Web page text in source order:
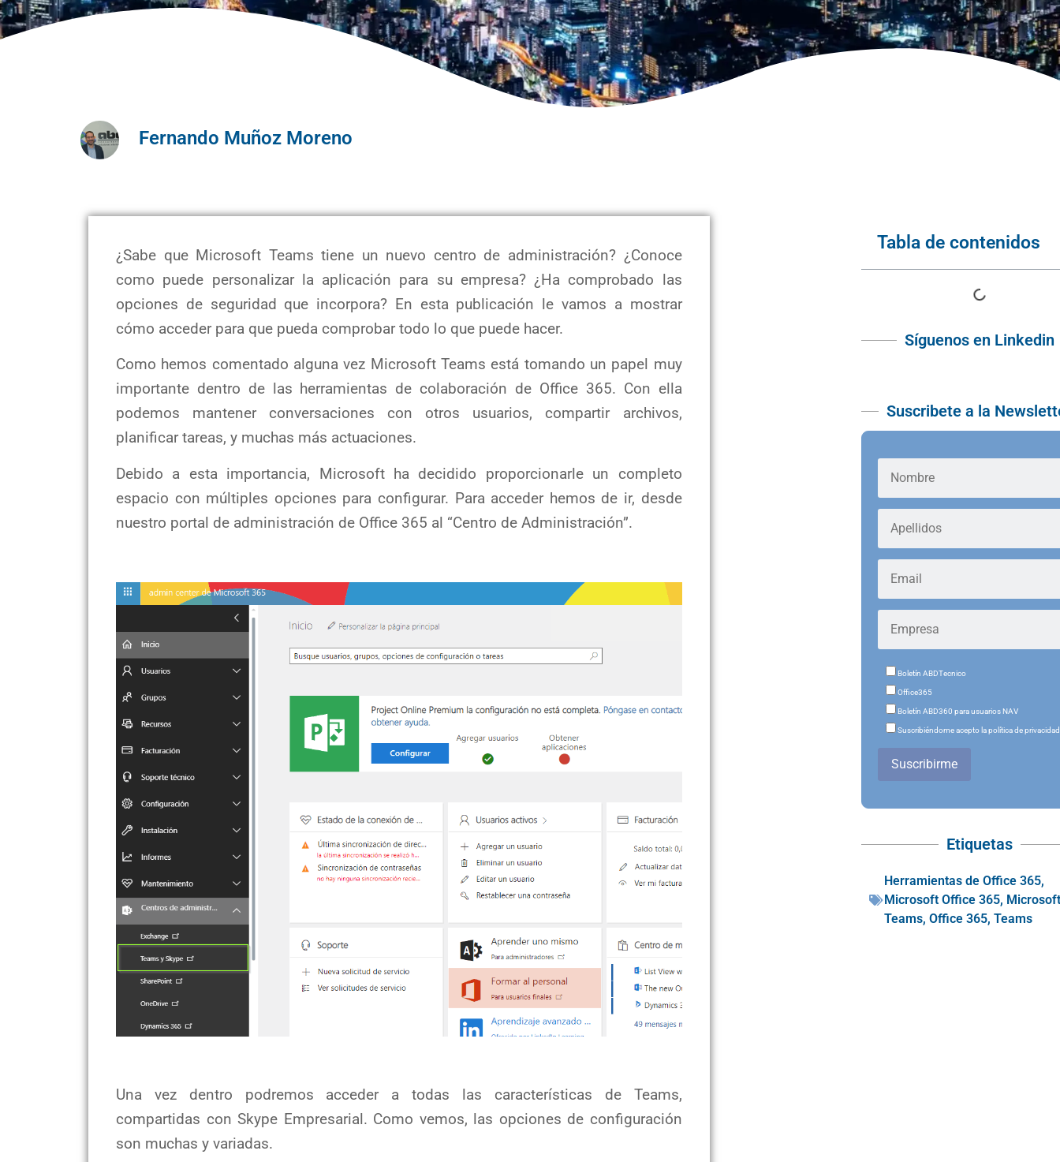
Fernando Muñoz Moreno
¿Sabe que Microsoft Teams tiene un nuevo centro de administración? ¿Conoce
como puede personalizar la aplicación para su empresa? ¿Ha comprobado las
opciones de seguridad que incorpora? En esta publicación le vamos a mostrar
cómo acceder para que pueda comprobar todo lo que puede hacer.
Como hemos comentado alguna vez Microsoft Teams está tomando un papel muy
importante dentro de las herramientas de colaboración de Office 365. Con ella
podemos mantener conversaciones con otros usuarios, compartir archivos,
planificar tareas, y muchas más actuaciones.
Debido a esta importancia, Microsoft ha decidido proporcionarle un completo
espacio con múltiples opciones para configurar. Para acceder hemos de ir, desde
nuestro portal de administración de Office 365 al “Centro de Administración”.
Una vez dentro podremos acceder a todas las características de Teams,
compartidas con Skype Empresarial. Como vemos, las opciones de configuración
son muchas y variadas.
Tabla de contenidos
Síguenos en Linkedin
Suscribete a la
Boletín ABDTecnico
Office365
Boletín ABD360 para usuarios NAV
Suscribiéndome acepto la política de privacidad
Suscribirme
Etiquetas
Herramientas de Office 365,
Microsoft Office 365,
Teams,Office 365,Teams